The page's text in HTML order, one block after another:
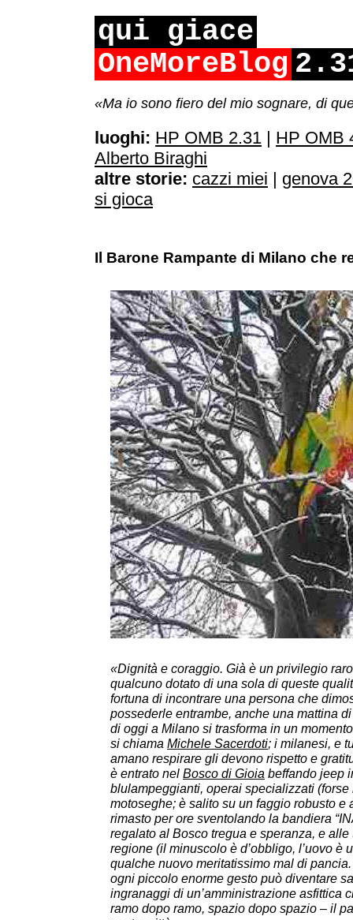
qui giace
OneMoreBlog
«Ma io sono fiero del mio sognare, di
luoghi: HP OMB 2.31 | HP OMB
Alberto Biraghi
altre storie: cazzi miei | genova
si gioca
Il Barone Rampante di Milano che
«Dignità e coraggio. Già è un privilegio
qualcuno dotato di una sola di queste
fortuna di incontrare una persona che
possederle entrambe, anche una mattina
di oggi a Milano si trasforma in un
si chiama Michele Sacerdoti; i milanesi, e
amano respirare gli devono rispetto e
è entrato nel Bosco di Gioia beffando jeep
blulampeggianti, operai specializzati (forse
motoseghe; è salito su un faggio robusto e
rimasto per ore sventolando la bandiera
regalato al Bosco tregua e speranza, e alle
regione (il minuscolo è d’obbligo, l’uovo è
qualche nuovo meritatissimo mal di
ogni piccolo enorme gesto può diventare
ingranaggi di un’amministrazione asfittica
ramo dopo ramo, spazio dopo spazio – il